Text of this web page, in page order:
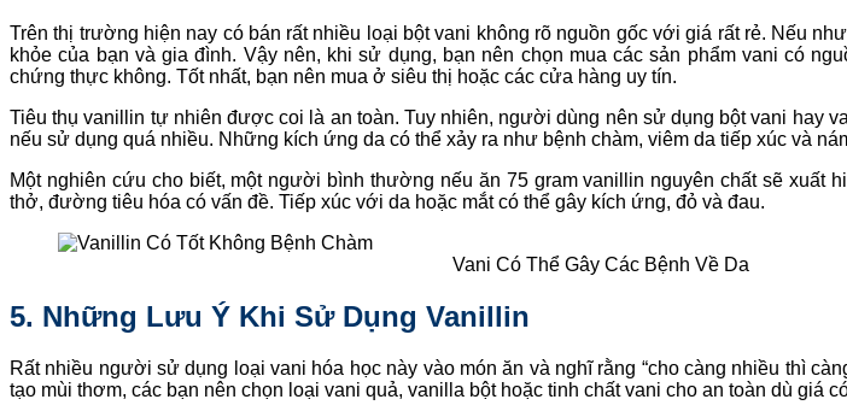
Trên thị trường hiện nay có bán rất nhiều loại bột vani không rõ nguồn gốc với giá rất rẻ. Nếu
khỏe của bạn và gia đình. Vậy nên, khi sử dụng, bạn nên chọn mua các sản phẩm vani có
chứng thực không. Tốt nhất, bạn nên mua ở siêu thị hoặc các cửa hàng uy tín.
Tiêu thụ vanillin tự nhiên được coi là an toàn. Tuy nhiên, người dùng nên sử dụng bột vani
nếu sử dụng quá nhiều. Những kích ứng da có thể xảy ra như bệnh chàm, viêm da tiếp xúc và
Một nghiên cứu cho biết, một người bình thường nếu ăn 75 gram vanillin nguyên chất sẽ xuất
thở, đường tiêu hóa có vấn đề. Tiếp xúc với da hoặc mắt có thể gây kích ứng, đỏ và đau.
Vani Có Thể Gây Các Bệnh Về Da
5. Những Lưu Ý Khi Sử Dụng Vanillin
Rất nhiều người sử dụng loại vani hóa học này vào món ăn và nghĩ rằng “cho càng nhiều thì
tạo mùi thơm, các bạn nên chọn loại vani quả, vanilla bột hoặc tinh chất vani cho an toàn dù giá